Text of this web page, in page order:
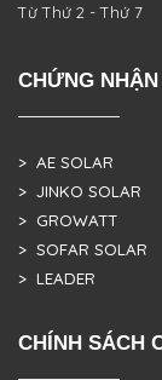
Từ Thứ 2 - Thứ 7
CHỨNG
> AE SOLAR
> JINKO SOLAR
> GROWATT
> SOFAR SOLAR
> LEADER
CHÍNH SÁCH